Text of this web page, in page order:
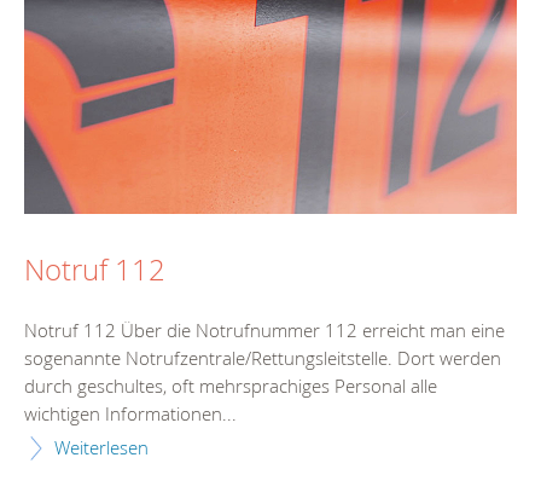
Notruf 112
Notruf 112 Über die Notrufnummer 112 erreicht man eine
sogenannte Notrufzentrale/Rettungsleitstelle. Dort werden
durch geschultes, oft mehrsprachiges Personal alle
wichtigen Informationen...
Weiterlesen